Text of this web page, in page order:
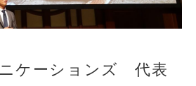
ケーションズ 代表